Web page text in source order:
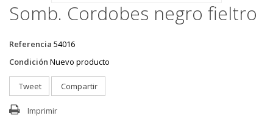
Somb. Cordobes negro fieltro
Referencia 54016
Condición Nuevo producto
Tweet Compartir
Imprimir